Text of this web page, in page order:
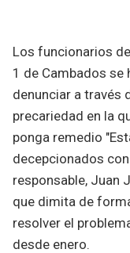
Los funcionarios
1 de Cambados se
denunciar a través
precariedad en la
ponga remedio
decepcionados
responsable, Juan
que dimita de
resolver el
desde enero.